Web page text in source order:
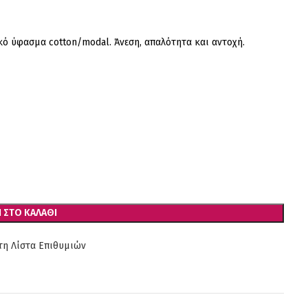
ύφασμα cotton/modal. Άνεση, απαλότητα και αντοχή.
ΚΑΛΆΘΙ
Λίστα Επιθυμιών